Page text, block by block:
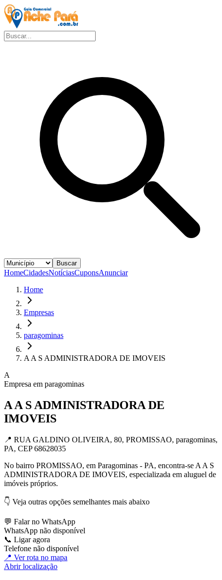
Buscar
HomeCidadesNotíciasCuponsAnunciar
Home
Empresas
paragominas
A A S ADMINISTRADORA DE IMOVEIS
A
Empresa em paragominas
A A S ADMINISTRADORA DE
IMOVEIS
📍 RUA GALDINO OLIVEIRA, 80, PROMISSAO, paragominas,
PA, CEP 68628035
No bairro PROMISSAO, em Paragominas - PA, encontra-se A A S
ADMINISTRADORA DE IMOVEIS, especializada em aluguel de
imóveis próprios.
👇 Veja outras opções semelhantes mais abaixo
💬 Falar no WhatsApp
WhatsApp não disponível
📞 Ligar agora
Telefone não disponível
📍 Ver rota no mapa
Abrir localização